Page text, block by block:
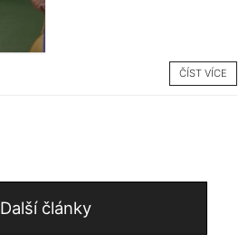
ČÍST VÍCE
Další články